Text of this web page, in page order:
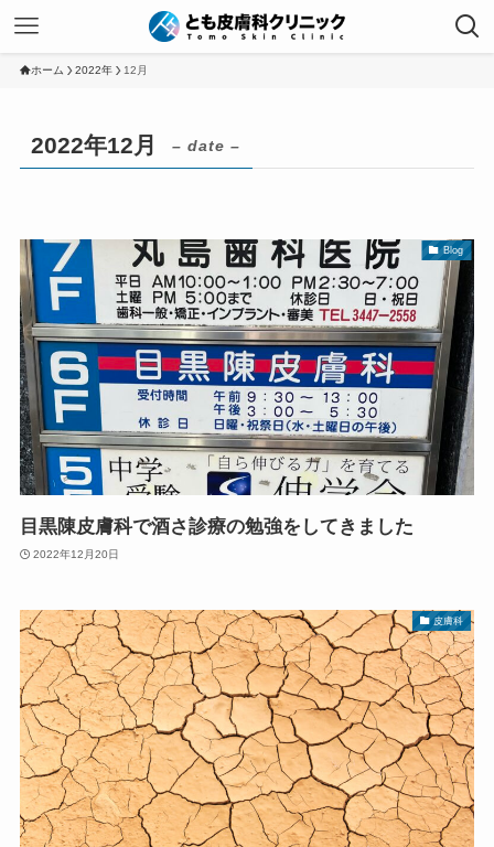
ホーム 2022年 12月
2022年12月 – date –
Blog
目黒陳皮膚科で酒さ診療の勉強をしてきました
2022年12月20日
皮膚科